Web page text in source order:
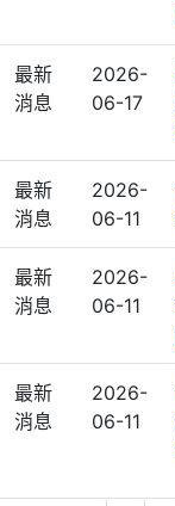
最新
消息
2026-
06-17
最新
消息
2026-
06-11
最新
消息
2026-
06-11
最新
消息
2026-
06-11